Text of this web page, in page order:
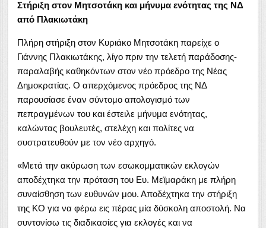
Στήριξη στον Μητσοτάκη και μήνυμα ενότητας της ΝΔ
από Πλακιωτάκη
Πλήρη στήριξη στον Κυριάκο Μητσοτάκη παρείχε ο
Γιάννης Πλακιωτάκης, λίγο πριν την τελετή παράδοσης-
παραλαβής καθηκόντων στον νέο πρόεδρο της Νέας
Δημοκρατίας. Ο απερχόμενος πρόεδρος της ΝΔ
παρουσίασε έναν σύντομο απολογισμό των
πεπραγμένων του και έστειλε μήνυμα ενότητας,
καλώντας βουλευτές, στελέχη και πολίτες να
συστρατευθούν με τον νέο αρχηγό.
«Μετά την ακύρωση των εσωκομματικών εκλογών
αποδέχτηκα την πρόταση του Ευ. Μεϊμαράκη με πλήρη
συναίσθηση των ευθυνών μου. Αποδέχτηκα την στήριξη
της ΚΟ για να φέρω εις πέρας μία δύσκολη αποστολή. Να
συντονίσω τις διαδικασίες για εκλογές και να